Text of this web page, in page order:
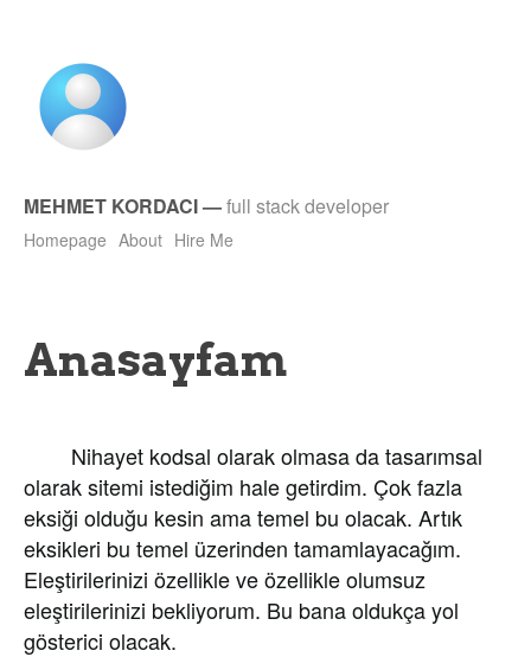
MEHMET KORDACI—full stack developer
Homepage About Hire Me
Anasayfam
Nihayet kodsal olarak olmasa da tasarımsal
olarak sitemi istediğim hale getirdim. Çok fazla
eksiği olduğu kesin ama temel bu olacak. Artık
eksikleri bu temel üzerinden tamamlayacağım.
Eleştirilerinizi özellikle ve özellikle olumsuz
eleştirilerinizi bekliyorum. Bu bana oldukça yol
gösterici olacak.